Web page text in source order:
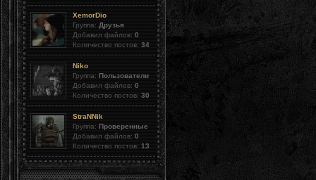
XemorDio
Группа: Друзья
Добавил файлов: 0
Количество постов: 34
Niko
Группа: Пользователи
Добавил файлов: 0
Количество постов: 30
StraNNik
Группа: Проверенные
Добавил файлов: 0
Количество постов: 13